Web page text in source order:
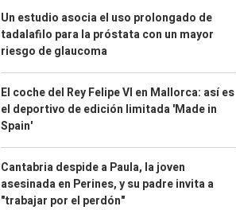
Un estudio asocia el uso prolongado de
tadalafilo para la próstata con un mayor
riesgo de glaucoma
El coche del Rey Felipe VI en Mallorca: así es
el deportivo de edición limitada 'Made in
Spain'
Cantabria despide a Paula, la joven
asesinada en Perines, y su padre invita a
"trabajar por el perdón"